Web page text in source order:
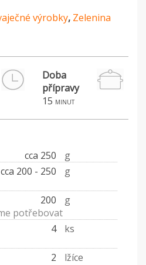
výrobky, Zelenina
Doba
přípravy
15 minut
cca 250
g
cca 200 - 250
g
200
g
potřebovat
4
ks
2
lžíce